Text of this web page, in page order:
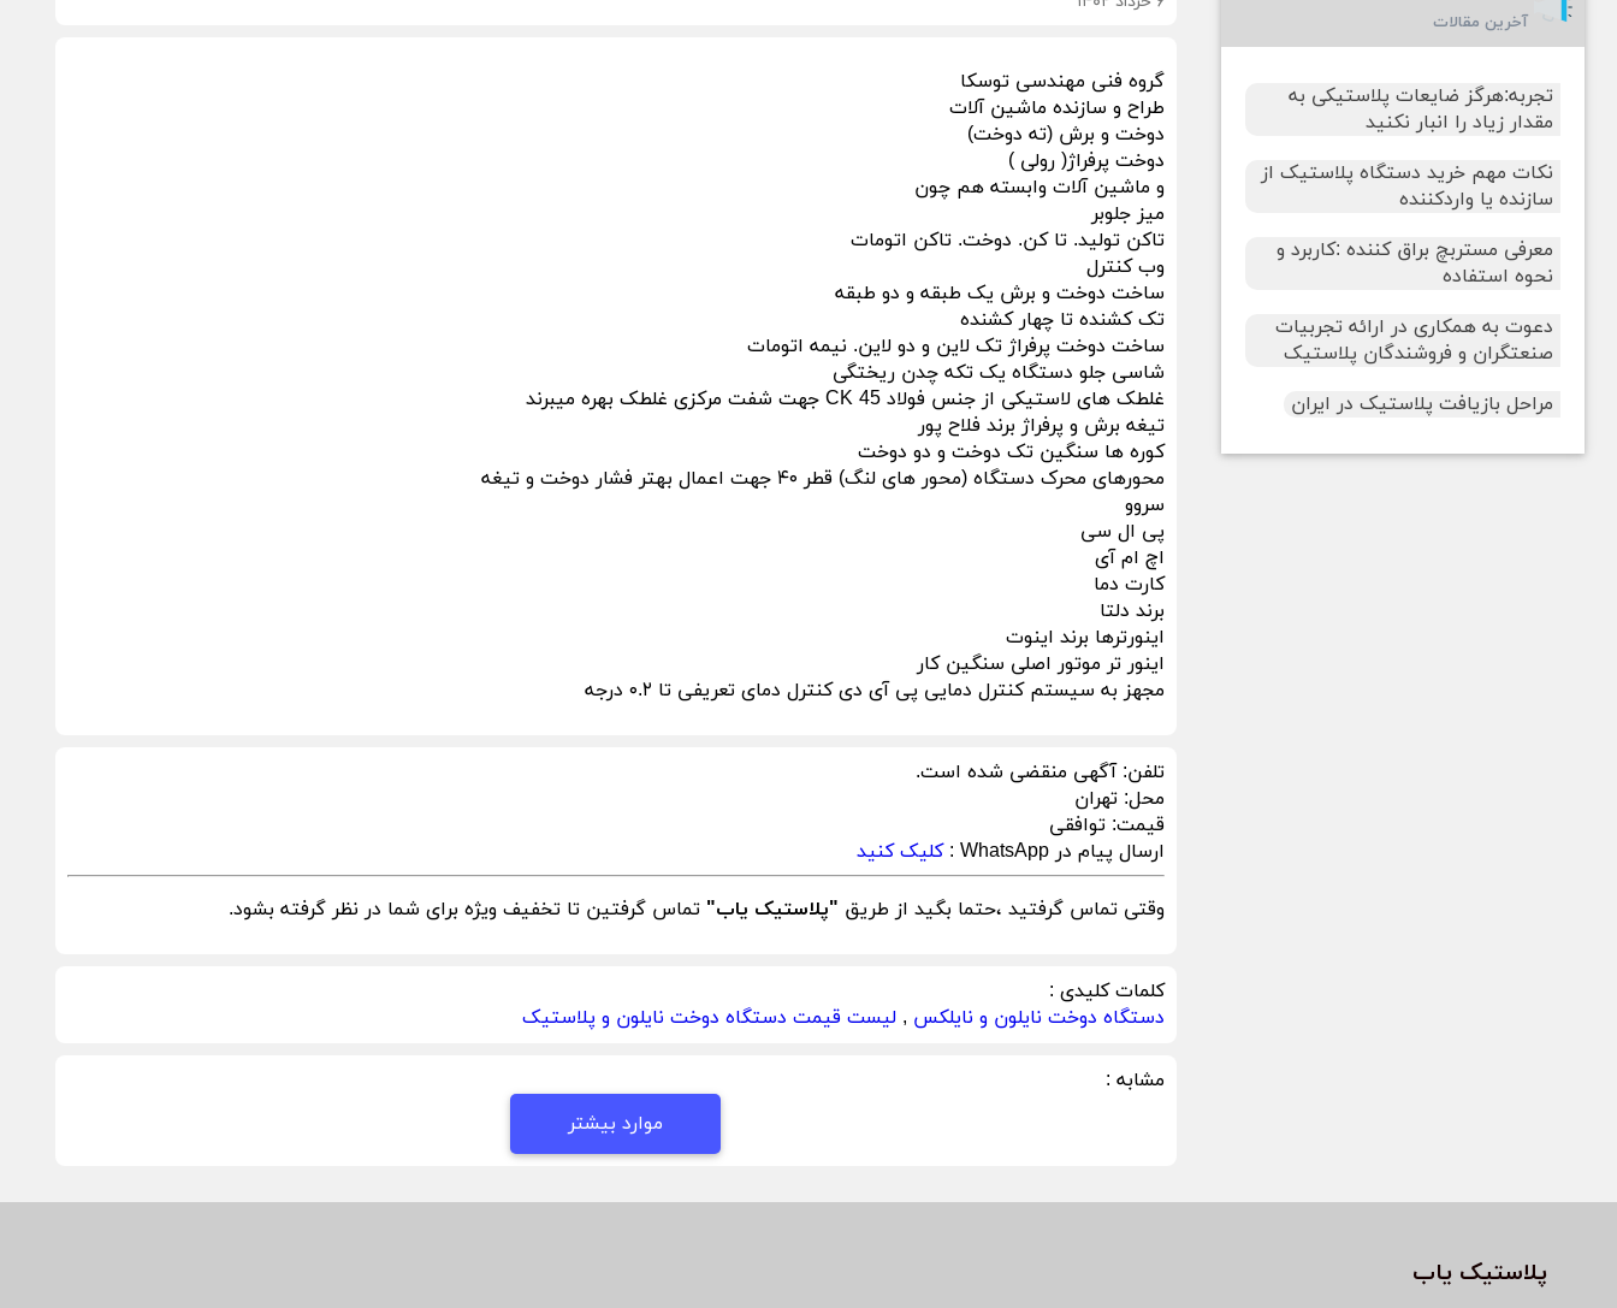
گروه فنی مهندسی توسکا
طراح و سازنده ماشین آلات
دوخت و برش (ته دوخت)
دوخت پرفراژ( رولی )
و ماشین آلات وابسته هم چون
میز جلوبر
تاکن تولید. تا کن. دوخت. تاکن اتومات
وب کنترل
ساخت دوخت و برش یک طبقه و دو طبقه
تک کشنده تا چهار کشنده
ساخت دوخت پرفراژ تک لاین و دو لاین. نیمه اتومات
شاسی جلو دستگاه یک تکه چدن ریختگی
غلطک های لاستیکی از جنس فولاد CK 45 جهت شفت مرکزی غلطک بهره میبرند
تیغه برش و پرفراژ برند فلاح پور
کوره ها سنگین تک دوخت و دو دوخت
محورهای محرک دستگاه (محور های لنگ) قطر ۴۰ جهت اعمال بهتر فشار دوخت و تیغه
سروو
پی ال سی
اچ ام آی
کارت دما
برند دلتا
اینورترها برند اینوت
اینور تر موتور اصلی سنگین کار
مجهز به سیستم کنترل دمایی پی آی دی کنترل دمای تعریفی تا ۰.۲ درجه
تلفن:آگهی منقضی شده است.
محل:تهران
قیمت:توافقی
ارسال پیام در WhatsApp :
کلیک کنید
وقتی تماس گرفتید ،حتما بگید از طریق "پلاستیک یاب"تماس گرفتین تا تخفیف ویژه برای شما در نظر گرفته بشود.
کلمات کلیدی :
دستگاه دوخت نایلون و نایلکس ,لیست قیمت دستگاه دوخت نایلون و پلاستیک
مشابه :
موارد بیشتر
آخرین مقالات
تجربه:هرگز ضایعات پلاستیکی به
مقدار زیاد را انبار نکنید
نکات مهم خرید دستگاه پلاستیک از
سازنده یا واردکننده
معرفی مستربچ براق کننده :کاربرد و
نحوه استفاده
دعوت به همکاری در ارائه تجربیات
صنعتگران و فروشندگان پلاستیک
مراحل بازیافت پلاستیک در ایران
پلاستیک یاب